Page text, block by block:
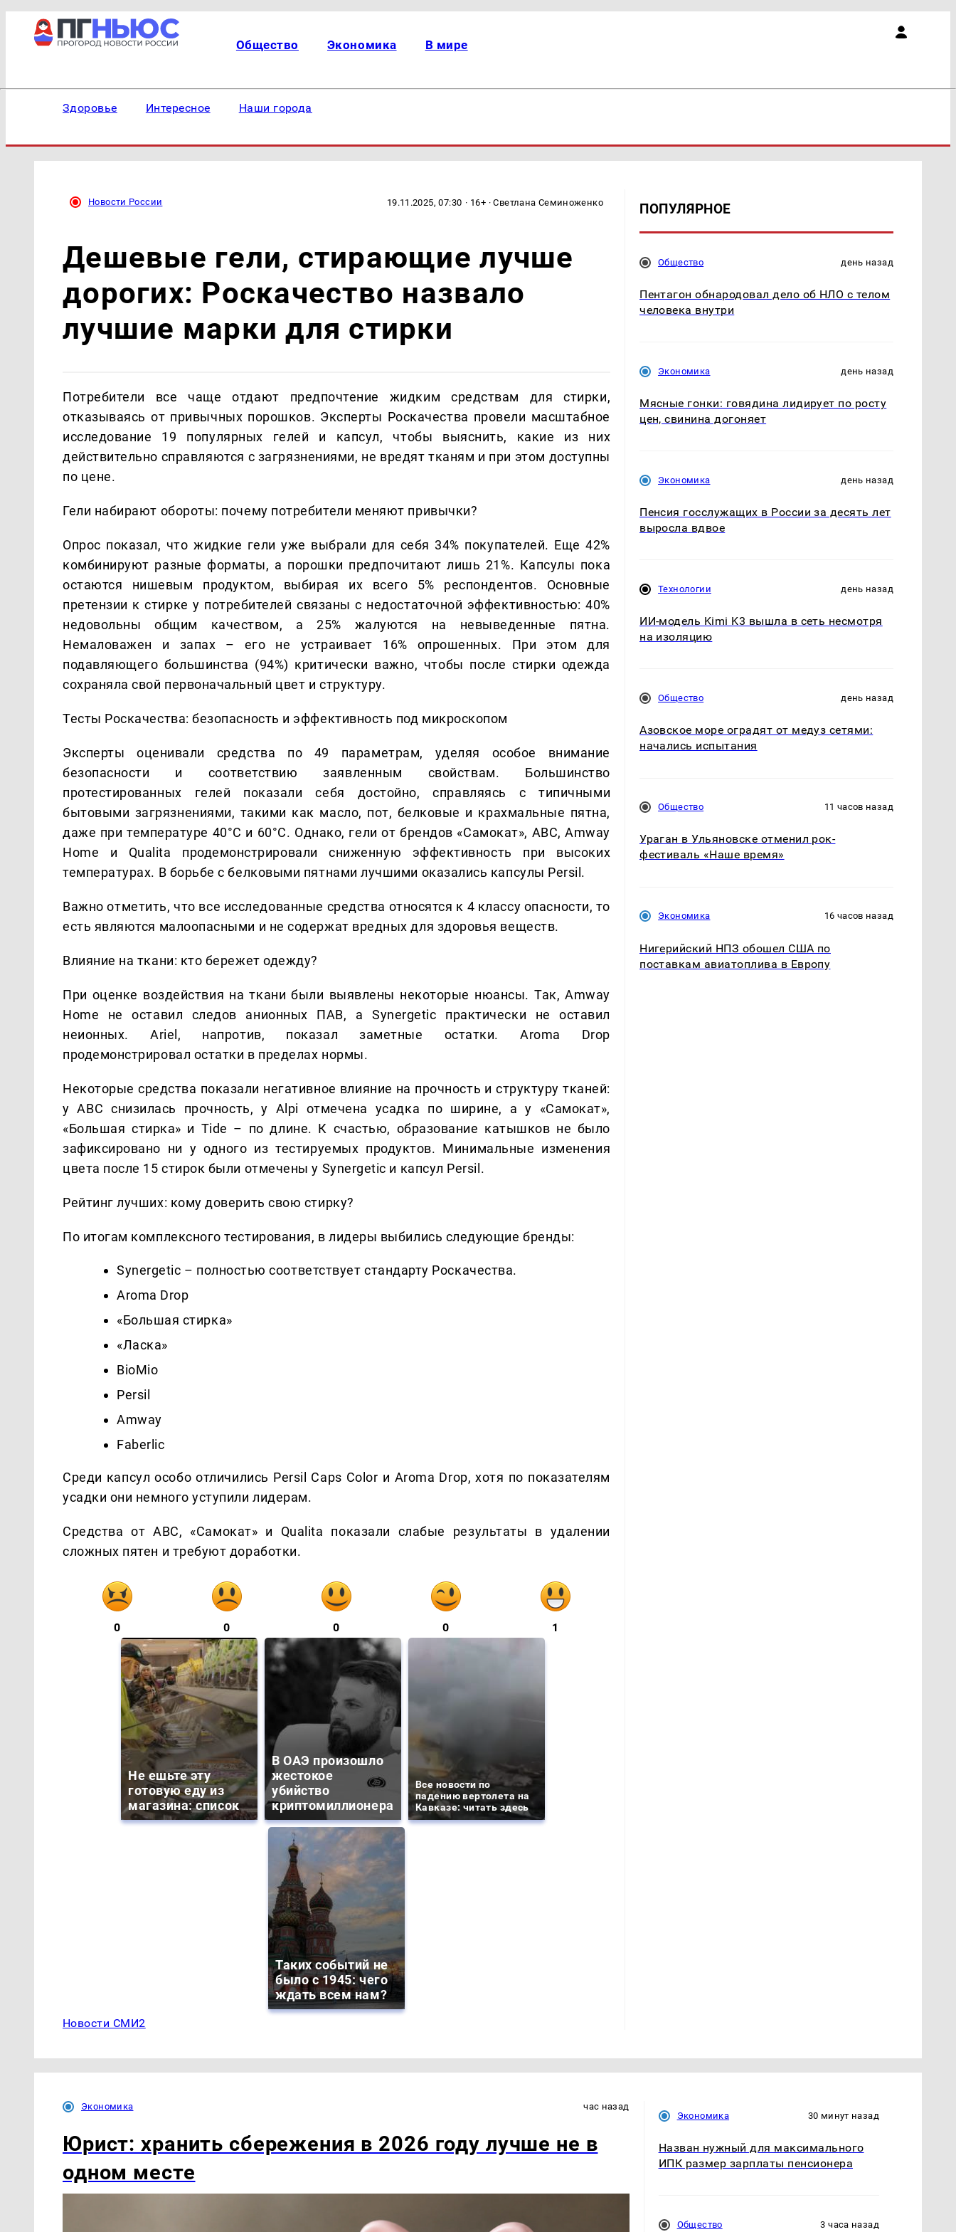
Общество Экономика В мире
Здоровье Интересное Наши города
Новости России 19.11.2025, 07:30 · 16+ · Светлана Семиноженко
Дешевые гели, стирающие лучше
дорогих: Роскачество назвало
лучшие марки для стирки
Потребители все чаще отдают предпочтение жидким средствам для стирки,
отказываясь от привычных порошков. Эксперты Роскачества провели масштабное
исследование 19 популярных гелей и капсул, чтобы выяснить, какие из них
действительно справляются с загрязнениями, не вредят тканям и при этом доступны
по цене.
Гели набирают обороты: почему потребители меняют привычки?
Опрос показал, что жидкие гели уже выбрали для себя 34% покупателей. Еще 42%
комбинируют разные форматы, а порошки предпочитают лишь 21%. Капсулы пока
остаются нишевым продуктом, выбирая их всего 5% респондентов. Основные
претензии к стирке у потребителей связаны с недостаточной эффективностью: 40%
недовольны общим качеством, а 25% жалуются на невыведенные пятна.
Немаловажен и запах – его не устраивает 16% опрошенных. При этом для
подавляющего большинства (94%) критически важно, чтобы после стирки одежда
сохраняла свой первоначальный цвет и структуру.
Тесты Роскачества: безопасность и эффективность под микроскопом
Эксперты оценивали средства по 49 параметрам, уделяя особое внимание
безопасности и соответствию заявленным свойствам. Большинство
протестированных гелей показали себя достойно, справляясь с типичными
бытовыми загрязнениями, такими как масло, пот, белковые и крахмальные пятна,
даже при температуре 40°C и 60°C. Однако, гели от брендов «Самокат», ABC, Amway
Home и Qualita продемонстрировали сниженную эффективность при высоких
температурах. В борьбе с белковыми пятнами лучшими оказались капсулы Persil.
Важно отметить, что все исследованные средства относятся к 4 классу опасности, то
есть являются малоопасными и не содержат вредных для здоровья веществ.
Влияние на ткани: кто бережет одежду?
При оценке воздействия на ткани были выявлены некоторые нюансы. Так, Amway
Home не оставил следов анионных ПАВ, а Synergetic практически не оставил
неионных. Ariel, напротив, показал заметные остатки. Aroma Drop
продемонстрировал остатки в пределах нормы.
Некоторые средства показали негативное влияние на прочность и структуру тканей:
у ABC снизилась прочность, у Alpi отмечена усадка по ширине, а у «Самокат»,
«Большая стирка» и Tide – по длине. К счастью, образование катышков не было
зафиксировано ни у одного из тестируемых продуктов. Минимальные изменения
цвета после 15 стирок были отмечены у Synergetic и капсул Persil.
Рейтинг лучших: кому доверить свою стирку?
По итогам комплексного тестирования, в лидеры выбились следующие бренды:
Synergetic – полностью соответствует стандарту Роскачества.
Aroma Drop
«Большая стирка»
«Ласка»
BioMio
Persil
Amway
Faberlic
Среди капсул особо отличились Persil Caps Color и Aroma Drop, хотя по показателям
усадки они немного уступили лидерам.
Средства от ABC, «Самокат» и Qualita показали слабые результаты в удалении
сложных пятен и требуют доработки.
0 0 0 0 1
Не ешьте эту
готовую еду из
магазина: список
В ОАЭ произошло
жестокое
убийство
криптомиллионера
Все новости по
падению вертолета на
Кавказе: читать здесь
Таких событий не
было с 1945: чего
ждать всем нам?
Новости СМИ2
ПОПУЛЯРНОЕ
Общество день назад
Пентагон обнародовал дело об НЛО с телом
человека внутри
Экономика день назад
Мясные гонки: говядина лидирует по росту
цен, свинина догоняет
Экономика день назад
Пенсия госслужащих в России за десять лет
выросла вдвое
Технологии день назад
ИИ-модель Kimi K3 вышла в сеть несмотря
на изоляцию
Общество день назад
Азовское море оградят от медуз сетями:
начались испытания
Общество 11 часов назад
Ураган в Ульяновске отменил рок-
фестиваль «Наше время»
Экономика 16 часов назад
Нигерийский НПЗ обошел США по
поставкам авиатоплива в Европу
Экономика час назад
Юрист: хранить сбережения в 2026 году лучше не в
одном месте
Экономика 30 минут назад
Назван нужный для максимального
ИПК размер зарплаты пенсионера
Общество 3 часа назад